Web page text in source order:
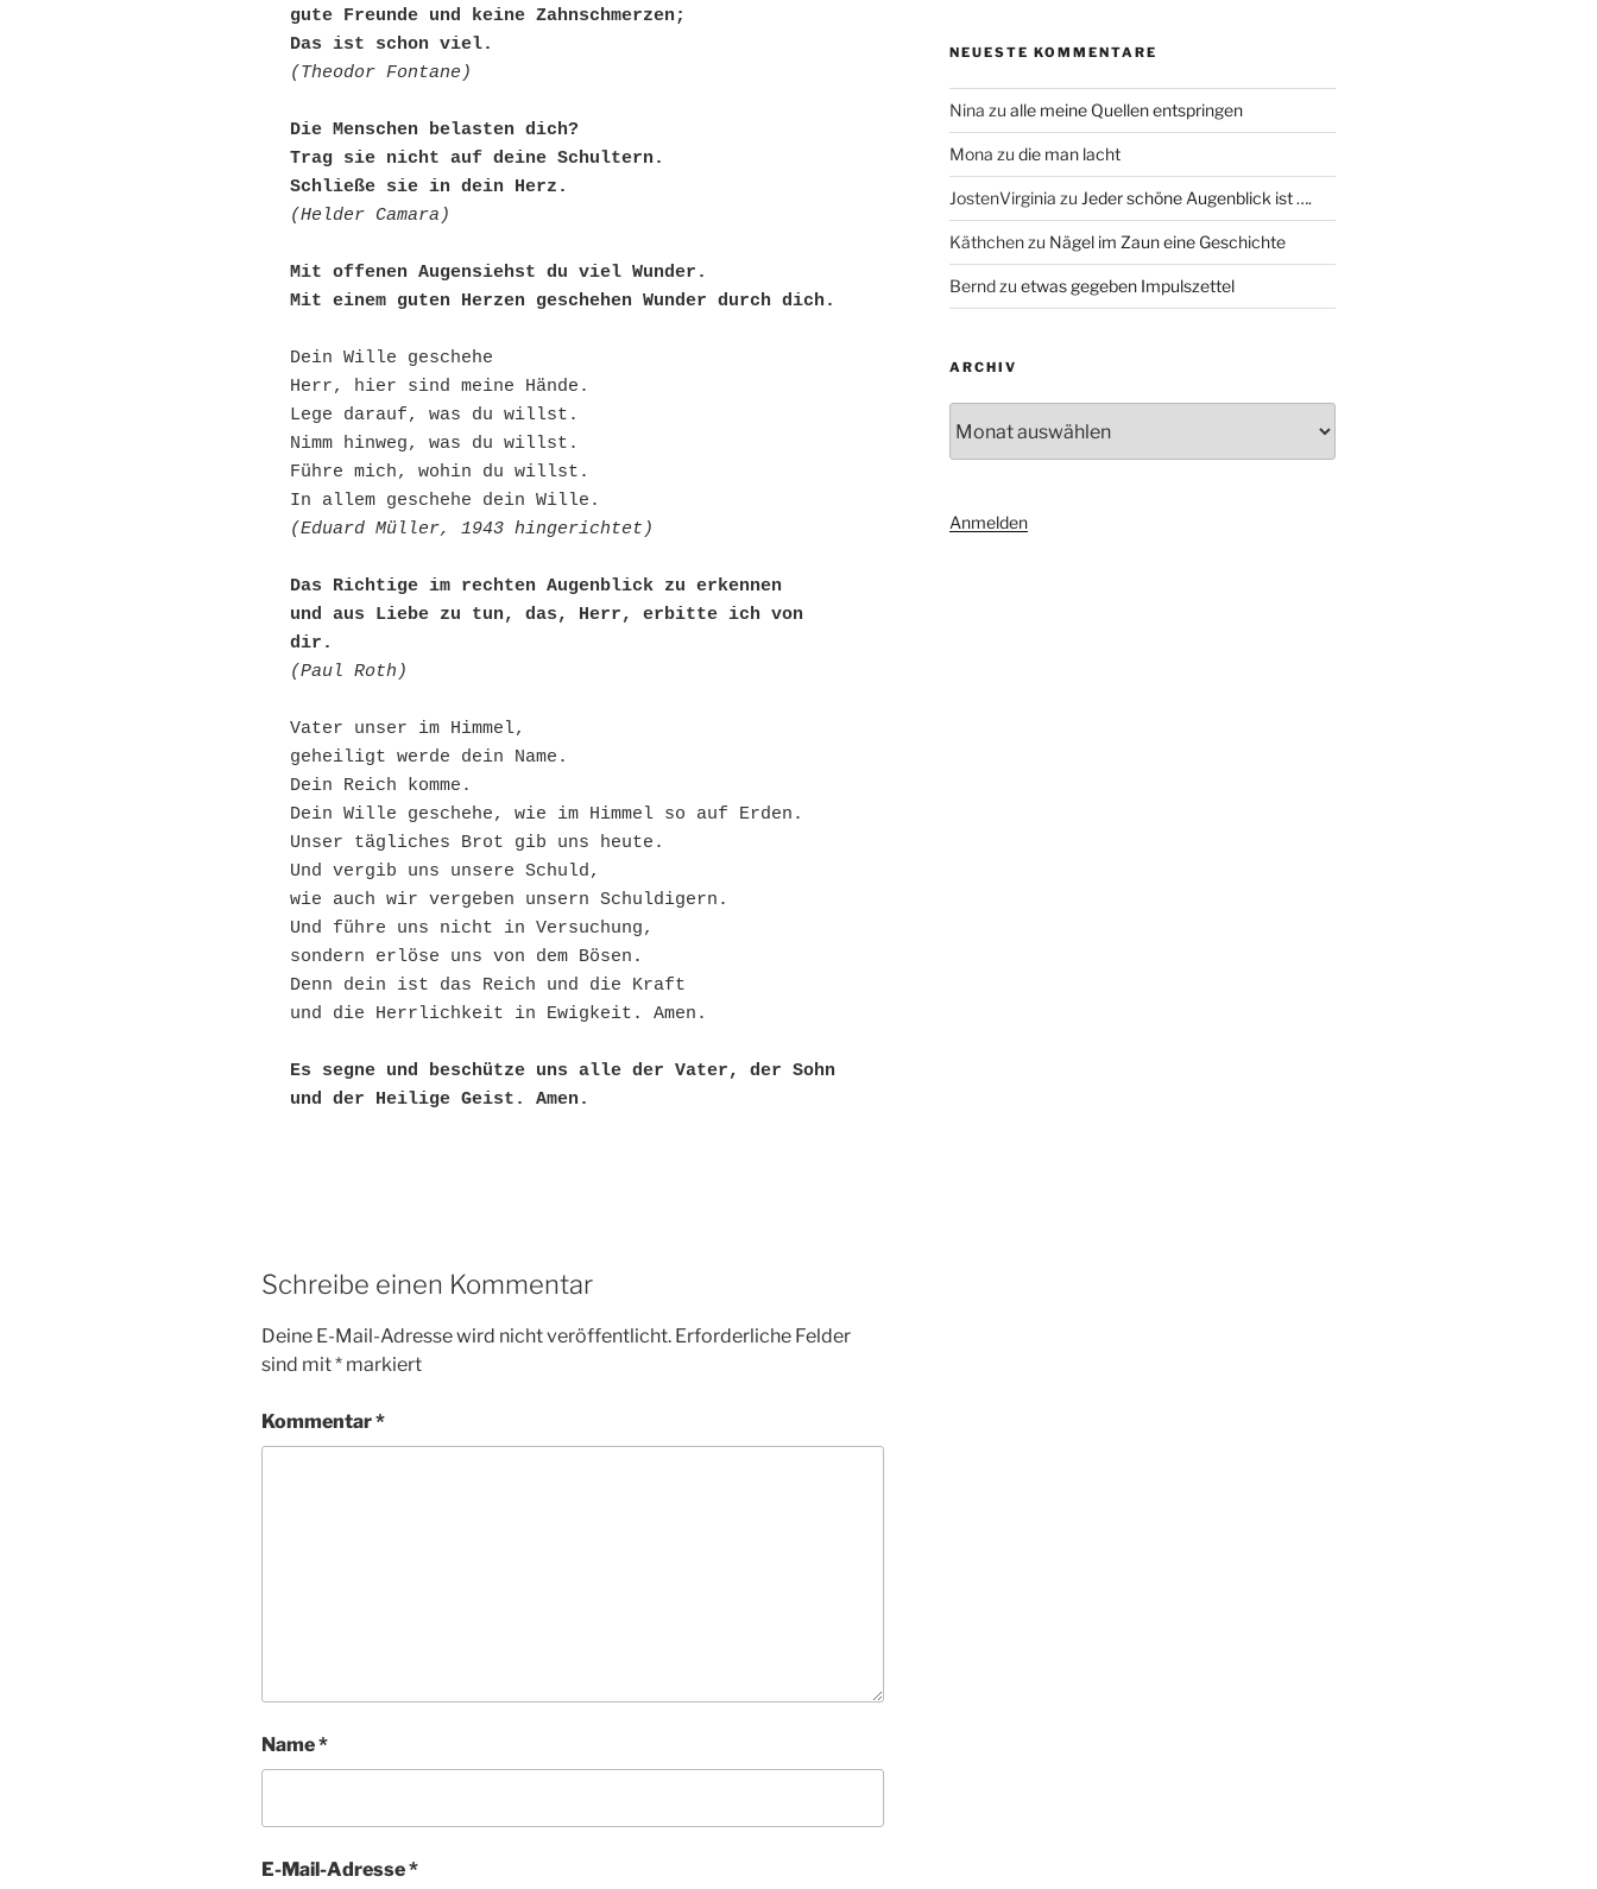
gute Freunde und keine Zahnschmerzen;
Das ist schon viel.
(Theodor Fontane)
Die Menschen belasten dich?
Trag sie nicht auf deine Schultern.
Schließe sie in dein Herz.
(Helder Camara)
Mit offenen Augensiehst du viel Wunder.
Mit einem guten Herzen geschehen Wunder durch dich.
Dein Wille geschehe
Herr, hier sind meine Hände.
Lege darauf, was du willst.
Nimm hinweg, was du willst.
Führe mich, wohin du willst.
In allem geschehe dein Wille.
(Eduard Müller, 1943 hingerichtet)
Das Richtige im rechten Augenblick zu erkennen
und aus Liebe zu tun, das, Herr, erbitte ich von
dir.
(Paul Roth)
Vater unser im Himmel,
geheiligt werde dein Name.
Dein Reich komme.
Dein Wille geschehe, wie im Himmel so auf Erden.
Unser tägliches Brot gib uns heute.
Und vergib uns unsere Schuld,
wie auch wir vergeben unsern Schuldigern.
Und führe uns nicht in Versuchung,
sondern erlöse uns von dem Bösen.
Denn dein ist das Reich und die Kraft
und die Herrlichkeit in Ewigkeit. Amen.
Es segne und beschütze uns alle der Vater, der Sohn
und der Heilige Geist. Amen.
Schreibe einen Kommentar
Deine E-Mail-Adresse wird nicht veröffentlicht. Erforderliche Felder
sind mit* markiert
Kommentar*
Name*
E-Mail-Adresse*
NEUESTE KOMMENTARE
Nina zu alle meine Quellen entspringen
Mona zu die man lacht
JostenVirginia zu Jeder schöne Augenblick ist ….
Käthchenzu Nägel im Zaun eine Geschichte
Berndzu etwas gegeben Impulszettel
ARCHIV
Anmelden